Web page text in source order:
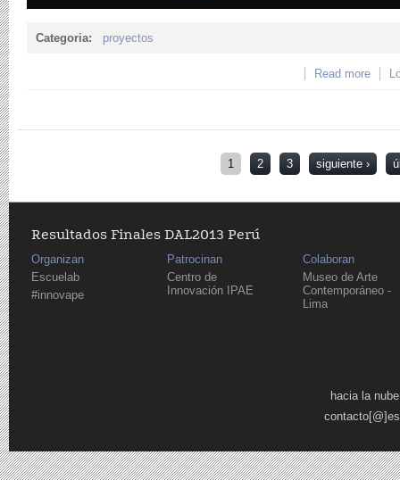
Categoria: proyectos
Read more
1 2 3 siguiente ›
Resultados Finales DAL2013 Perú
Organizan
Escuelab
#innovape
Patrocinan
Centro de
Innovación IPAE
Colaboran
Museo de Arte
Contemporáneo -
Lima
hacia la